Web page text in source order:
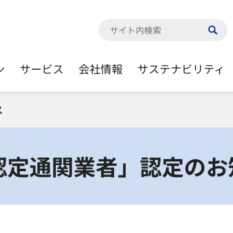
サービス 会社情報 サステナビリティ
通関業者」認定の